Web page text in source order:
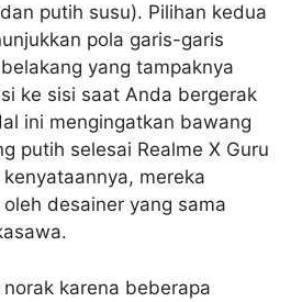
putih susu). Pilihan kedua
pola garis-garis
yang tampaknya
ke sisi saat Anda bergerak
ini mengingatkan bawang
putih selesai Realme X Guru
mereka
desainer yang sama
karena beberapa